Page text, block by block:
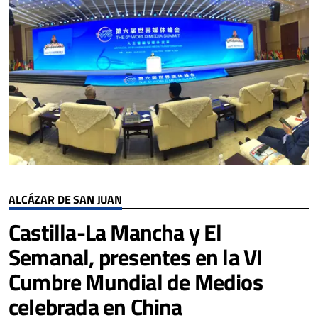
ALCÁZAR DE SAN JUAN
Castilla-La Mancha y El
Semanal, presentes en la VI
Cumbre Mundial de Medios
celebrada en China